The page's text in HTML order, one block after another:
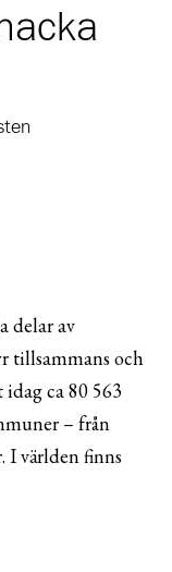
delar av
tillsammans och
ca 80 563
– från
I världen finns